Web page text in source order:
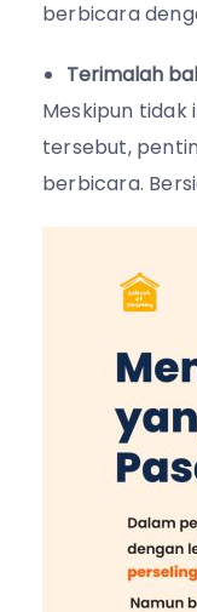
berbicara
Terimalah
Meskipun
tersebut,
berbicara.